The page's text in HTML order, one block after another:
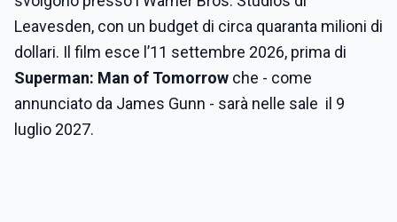
Leavesden, con un budget di circa quaranta milioni di
dollari. Il film esce l’11 settembre 2026, prima di
Superman: Man of Tomorrow che - come
annunciato da James Gunn - sarà nelle sale il 9
luglio 2027.